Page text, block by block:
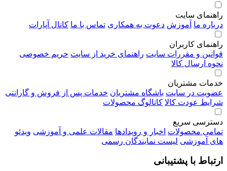
راهنمای سایت
درباره ما آموزش دعوت به همکاری تماس با ما کانال آپارات
راهنمای کاربران
قوانین و مقررات سایت راهنمای خرید از سایت حریم خصوصی
نحوه ارسال کالا
خدمات مشتریان
عضویت در سایت باشگاه مشتریان خدمات پس از فروش و گارانتی
شرایط عودت کالا کاتالوگ محصولات
دسترسی سریع
تمامی محصولات اخبار و رویدادها مقالات علمی و آموزشی ویدئو
های آموزشی لیست نمایندگان رسمی
ارتباط با پشتیبانی